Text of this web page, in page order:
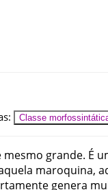
: Classe
mesmo grande. É
maroquina,
genera